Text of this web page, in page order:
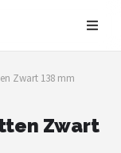
Zwart 138 mm
Zwart